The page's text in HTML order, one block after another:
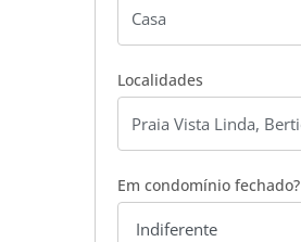
Localidades
Em condomínio fechado?